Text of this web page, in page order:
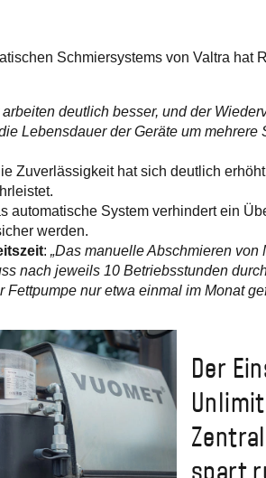
Schmiersystems von Valtra hat
arbeiten deutlich besser, und der
Lebensdauer der Geräte um mehrere
Zuverlässigkeit hat sich deutlich
automatische System verhindert ein
werden.
: „Das manuelle Abschmieren
nach jeweils 10 Betriebsstunden
nur etwa einmal im Monat
Der